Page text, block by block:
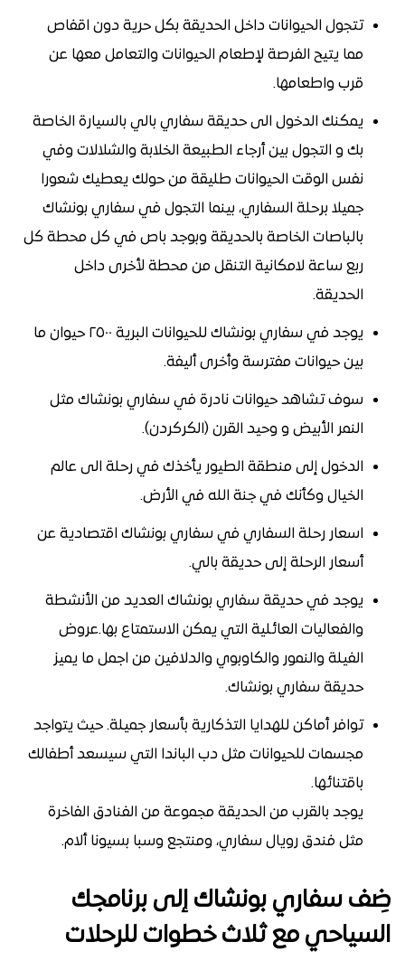
تتجول الحيوانات داخل الحديقة بكل حرية دون اقفاص
مما يتيح الفرصة لإطعام الحيوانات والتعامل معها عن
قرب واطعامها.
يمكنك الدخول الى حديقة سفاري بالي بالسيارة الخاصة
بك و التجول بين أرجاء الطبيعة الخلابة والشلالات وفي
نفس الوقت الحيوانات طليقة من حولك يعطيك شعورا
جميلا برحلة السفاري، بينما التجول في سفاري بونشاك
بالباصات الخاصة بالحديقة وبوجد باص في كل محطة كل
ربع ساعة لامكانية التنقل من محطة لأخرى داخل
الحديقة.
يوجد في سفاري بونشاك للحيوانات البرية ٢٥٠٠ حيوان ما
بين حيوانات مفترسة وأخرى أليفة.
سوف تشاهد حيوانات نادرة في سفاري بونشاك مثل
النمر الأبيض و وحيد القرن (الكركردن).
الدخول إلى منطقة الطيور يأخذك في رحلة الى عالم
الخيال وكأنك في جنة الله في الأرض.
اسعار رحلة السفاري في سفاري بونشاك اقتصادية عن
أسعار الرحلة إلى حديقة بالي.
يوجد في حديقة سفاري بونشاك العديد من الأنشطة
والفعاليات العائلية التي يمكن الاستمتاع بها.عروض
الفيلة والنمور والكاوبوي والدلافين من اجمل ما يميز
حديقة سفاري بونشاك.
توافر أماكن للهدايا التذكارية بأسعار جميلة. حيث يتواجد
مجسمات للحيوانات مثل دب الباندا التي سيسعد أطفالك
باقتنائها.
يوجد بالقرب من الحديقة مجموعة من الفنادق الفاخرة
مثل فندق رويال سفاري، ومنتجع وسبا بسيونا ألام.
ضِف سفاري بونشاك إلى برنامجك
السياحي مع ثلاث خطوات للرحلات